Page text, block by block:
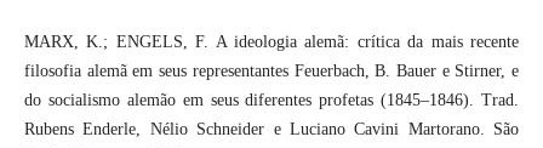
MARX, K.; ENGELS, F. A ideologia alemã: crítica da mais recente
filosofia alemã em seus representantes Feuerbach, B. Bauer e Stirner, e
do socialismo alemão em seus diferentes profetas (1845–1846). Trad.
Rubens Enderle, Nélio Schneider e Luciano Cavini Martorano. São